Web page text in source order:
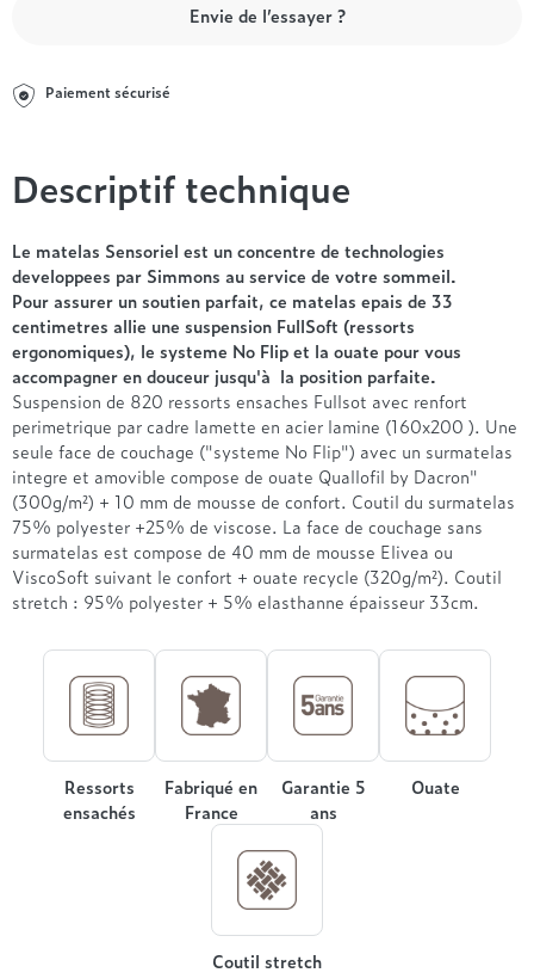
+ de 1500€
Alpen
Beautyrest Luxury
Epeda
Ergotherm
Grand Litier
Hotel & Lodge
Simmons
Styldecor
Technilat
Tempur
Treca
- de 1000€
Envie de l’essayer ?
Paiement sécurisé
Descriptif technique
Le matelas Sensoriel est un concentre de technologies
developpees par Simmons au service de votre sommeil.
Pour assurer un soutien parfait, ce matelas epais de 33
centimetres allie une suspension FullSoft (ressorts
ergonomiques), le systeme No Flip et la ouate pour vous
accompagner en douceur jusqu'à la position parfaite.
Suspension de 820 ressorts ensaches Fullsot avec renfort
perimetrique par cadre lamette en acier lamine (160x200 ). Une
seule face de couchage ("systeme No Flip") avec un surmatelas
integre et amovible compose de ouate Quallofil by Dacron"
(300g/m²) + 10 mm de mousse de confort. Coutil du surmatelas
75% polyester +25% de viscose. La face de couchage sans
surmatelas est compose de 40 mm de mousse Elivea ou
ViscoSoft suivant le confort + ouate recycle (320g/m²). Coutil
stretch : 95% polyester + 5% elasthanne épaisseur 33cm.
Ressorts
ensachés
Fabriqué en
France
Garantie 5
ans
Ouate
Coutil stretch